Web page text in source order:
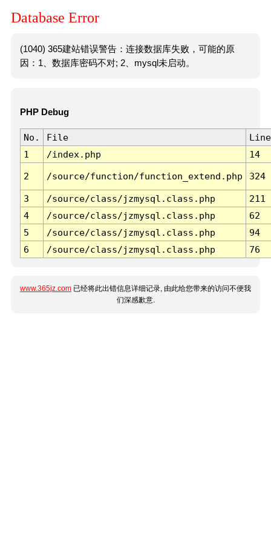
Database Error
(1040) 365建站错误警告：连接数据库失败，可能的原
因：1、数据库密码不对; 2、mysql未启动。
PHP Debug
No. File
Line
1
/index.php 14
2 /source/function/function_extend.php 324
3 /source/class/jzmysql.class.php
211
4
/source/class/jzmysql.class.php
62
5
/source/class/jzmysql.class.php
94
6
/source/class/jzmysql.class.php 76
www.365jz.com 已经将此出错信息详细记录, 由此给您带来的访问不便我
们深感歉意.